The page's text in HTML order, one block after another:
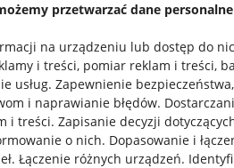
przetwarzać dane
na urządzeniu lub dostęp do
i treści, pomiar reklam i treści,
usług. Zapewnienie bezpieczeństwa,
i naprawianie błędów.
i treści. Zapisanie decyzji
o nich. Dopasowanie i
. Łączenie różnych urządzeń.